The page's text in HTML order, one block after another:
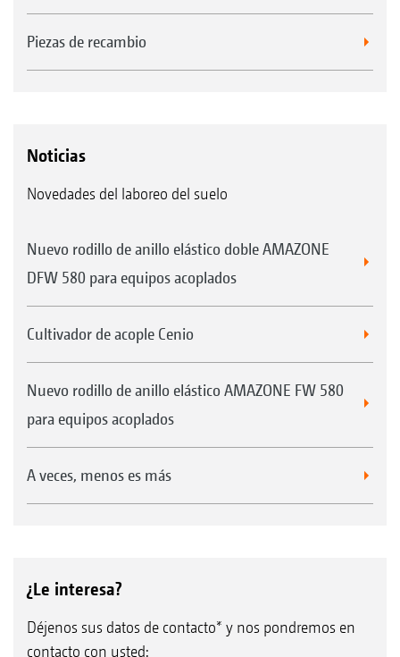
Piezas de recambio
Noticias
Novedades del laboreo del suelo
Nuevo rodillo de anillo elástico doble AMAZONE
DFW 580 para equipos acoplados
Cultivador de acople Cenio
Nuevo rodillo de anillo elástico AMAZONE FW 580
para equipos acoplados
A veces, menos es más
¿Le interesa?
Déjenos sus datos de contacto* y nos pondremos en
contacto con usted: